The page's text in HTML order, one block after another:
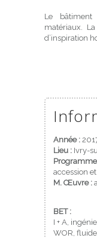
Le
matériaux.
d’inspiration
Année :
Lieu : Ivry-
accession
M. Œuvre :
BET :
I + A,
WOR,